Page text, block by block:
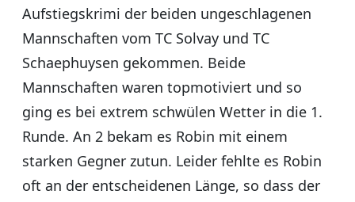
Aufstiegskrimi der beiden ungeschlagenen
Mannschaften vom TC Solvay und TC
Schaephuysen gekommen. Beide
Mannschaften waren topmotiviert und so
ging es bei extrem schwülen Wetter in die 1.
Runde. An 2 bekam es Robin mit einem
starken Gegner zutun. Leider fehlte es Robin
oft an der entscheidenen Länge, so dass der